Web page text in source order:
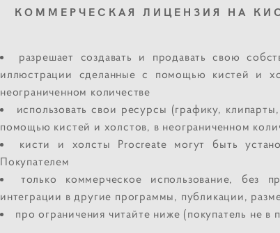
КОММЕРЧЕСКАЯ ЛИЦЕНЗИЯ НА
разрешает создавать и продавать свою
иллюстрации сделанные с помощью кистей и
неограниченном количестве
использовать свои ресурсы (графику,
помощью кистей и холстов, в неограниченном
кисти и холсты Procreate могут быть
Покупателем
только коммерческое использование, без
интеграции в другие программы, публикации,
про ограничения читайте ниже (покупатель не в